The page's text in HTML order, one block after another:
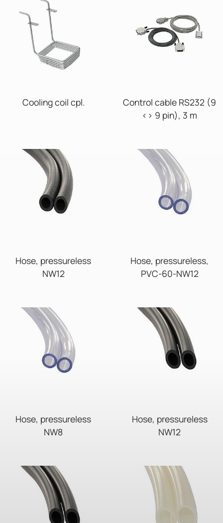
Cooling coil cpl.
Control cable RS232 (9
<> 9 pin), 3 m
Hose, pressureless
NW12
Hose, pressureless,
PVC-60-NW12
Hose, pressureless
NW8
Hose, pressureless
NW12